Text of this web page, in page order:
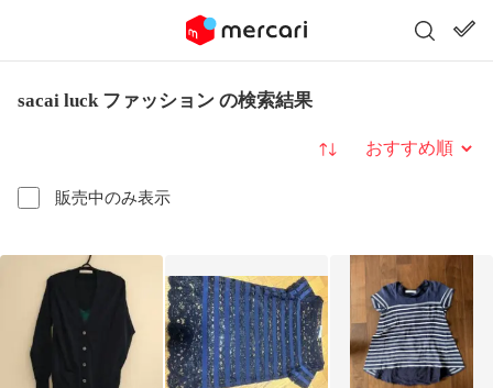
sacai luck ファッション の検索結果
販売中のみ表示
並び替え